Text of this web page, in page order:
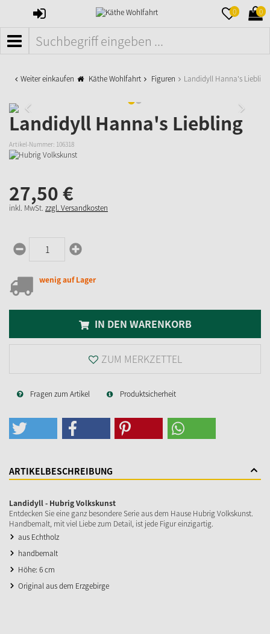
ANMELDEN 0 0
MENÜ
Weiter einkaufen Käthe Wohlfahrt Figuren Landidyll Hanna's Liebling
Landidyll Hanna's Liebling
Artikel-Nummer: 106318
27,50€
inkl. MwSt. zzgl. Versandkosten
wenig auf Lager
IN DEN WARENKORB
ZUM MERKZETTEL
Fragen zum Artikel Produktsicherheit
ARTIKELBESCHREIBUNG
Landidyll - Hubrig Volkskunst
Entdecken Sie eine ganz besondere Serie aus dem Hause Hubrig Volkskunst.
Handbemalt, mit viel Liebe zum Detail, ist jede Figur einzigartig.
aus Echtholz
handbemalt
Höhe: 6 cm
Original aus dem Erzgebirge